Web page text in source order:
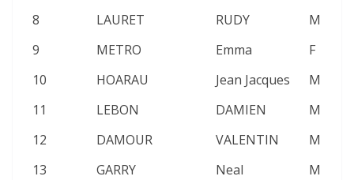
8
LAURET RUDY M
9
METRO Emma F
10
HOARAU Jean Jacques M
11
LEBON DAMIEN M
12
DAMOUR VALENTIN M
13
GARRY Neal M